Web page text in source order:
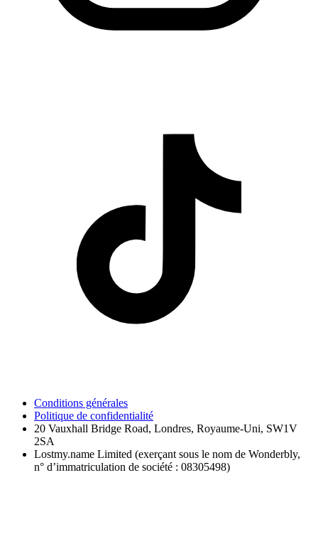
Conditions générales
Politique de confidentialité
20 Vauxhall Bridge Road, Londres, Royaume-Uni, SW1V
2SA
Lostmy.name Limited (exerçant sous le nom de Wonderbly,
n° d’immatriculation de société : 08305498)